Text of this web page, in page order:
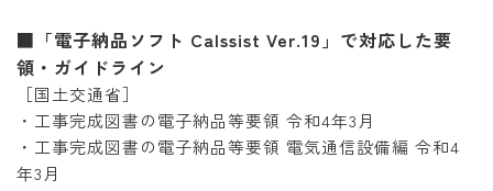
■「電子納品ソフト Calssist Ver.19」で対応した要
領・ガイドライン
［国土交通省］
・工事完成図書の電子納品等要領 令和4年3月
・工事完成図書の電子納品等要領 電気通信設備編 令和4
年3月